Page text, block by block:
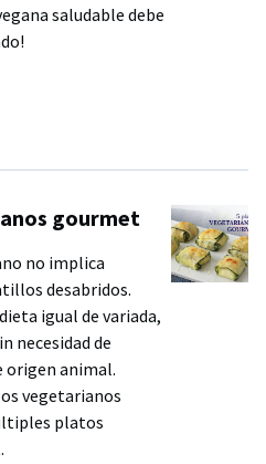
saludable debe
gourmet
no implica
desabridos.
igual de variada,
necesidad de
origen animal.
vegetarianos
platos